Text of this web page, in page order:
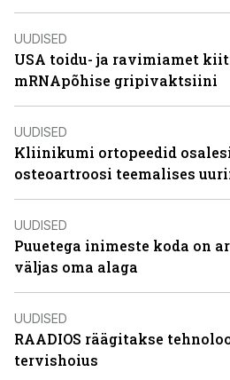
UUDISED
USA toidu- ja ravimiamet
mRNApõhise gripivaktsiini
UUDISED
Kliinikumi ortopeedid
osteoartroosi teemalises
UUDISED
Puuetega inimeste koda on
väljas oma alaga
UUDISED
RAADIOS räägitakse
tervishoius